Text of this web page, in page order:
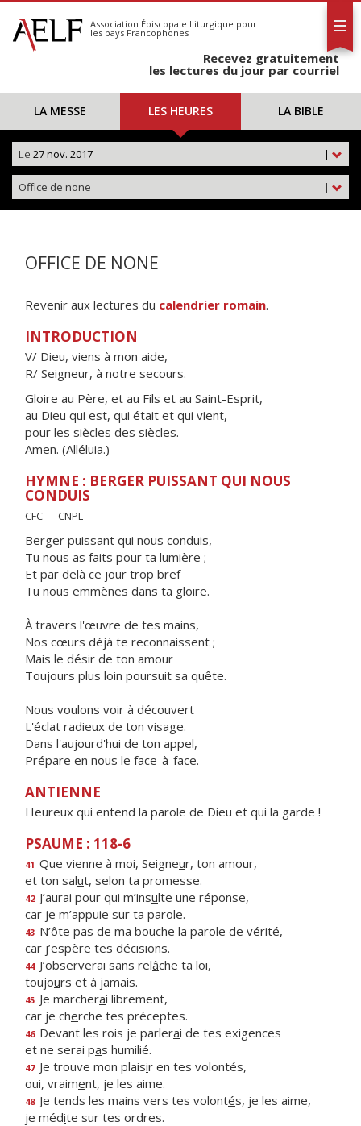
S'abonner
Calendrier
Association Épiscopale Liturgique pour
les pays Francophones
Recevez gratuitement
les lectures du jour par courriel
LA MESSE LES HEURES LA BIBLE
|
Le 27 nov. 2017
|
Office de none
OFFICE DE NONE
Revenir aux lectures du calendrier romain.
INTRODUCTION
V/ Dieu, viens à mon aide,
R/ Seigneur, à notre secours.
Gloire au Père, et au Fils et au Saint-Esprit,
au Dieu qui est, qui était et qui vient,
pour les siècles des siècles.
Amen. (Alléluia.)
HYMNE : BERGER PUISSANT QUI NOUS
CONDUIS
CFC — CNPL
Berger puissant qui nous conduis,
Tu nous as faits pour ta lumière ;
Et par delà ce jour trop bref
Tu nous emmènes dans ta gloire.
À travers l'œuvre de tes mains,
Nos cœurs déjà te reconnaissent ;
Mais le désir de ton amour
Toujours plus loin poursuit sa quête.
Nous voulons voir à découvert
L'éclat radieux de ton visage.
Dans l'aujourd'hui de ton appel,
Prépare en nous le face-à-face.
ANTIENNE
Heureux qui entend la parole de Dieu et qui la garde !
PSAUME : 118-6
41 Que vienne à moi, Seigneur, ton amour,
et ton salut, selon ta promesse.
42 J’aurai pour qui m’insulte une réponse,
car je m’appuie sur ta parole.
43 N’ôte pas de ma bouche la parole de vérité,
car j’espère tes décisions.
44 J’observerai sans relâche ta loi,
toujours et à jamais.
45 Je marcherai librement,
car je cherche tes préceptes.
46 Devant les rois je parlerai de tes exigences
et ne serai pas humilié.
47 Je trouve mon plaisir en tes volontés,
oui, vraiment, je les aime.
48 Je tends les mains vers tes volontés, je les aime,
je médite sur tes ordres.